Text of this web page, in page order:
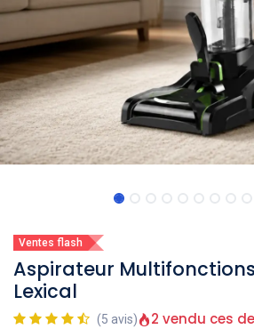
Ventes flash
Aspirateur
Lexical
(5 avis) 2 vendu ces